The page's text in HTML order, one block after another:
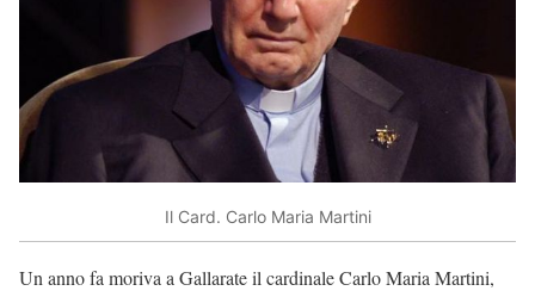
Il Card. Carlo Maria Martini
Un anno fa moriva a Gallarate il cardinale Carlo Maria Martini,